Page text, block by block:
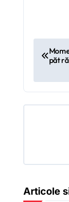
N
v
i
r
e
păt
Articole